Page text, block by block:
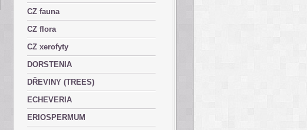
CZ fauna
CZ flora
CZ xerofyty
DORSTENIA
DŘEVINY (TREES)
ECHEVERIA
ERIOSPERMUM